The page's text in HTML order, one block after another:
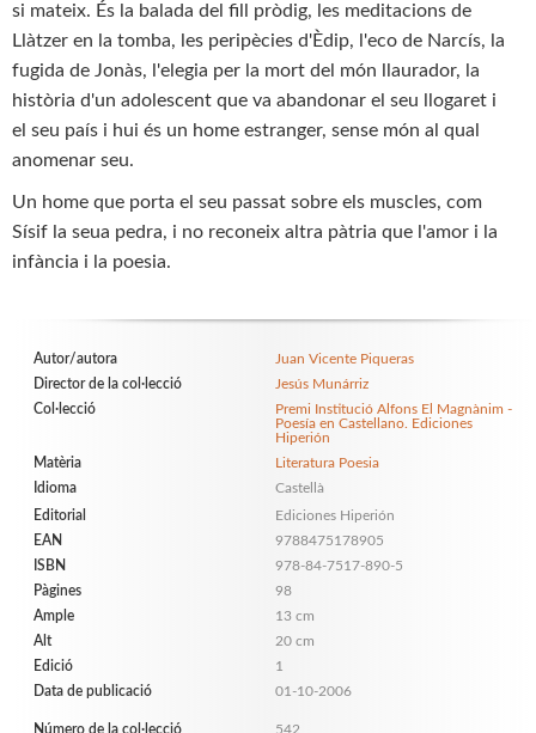
si mateix. És la balada del fill pròdig, les meditacions de
Llàtzer en la tomba, les peripècies d'Èdip, l'eco de Narcís, la
fugida de Jonàs, l'elegia per la mort del món llaurador, la
història d'un adolescent que va abandonar el seu llogaret i
el seu país i hui és un home estranger, sense món al qual
anomenar seu.
Un home que porta el seu passat sobre els muscles, com
Sísif la seua pedra, i no reconeix altra pàtria que l'amor i la
infància i la poesia.
Autor/autora
Juan Vicente Piqueras
Director de la col·lecció
Jesús Munárriz
Col·lecció
Premi Institució Alfons El Magnànim -
Poesía en Castellano. Ediciones
Hiperión
Matèria
Literatura Poesia
Idioma
Castellà
Editorial
Ediciones Hiperión
EAN
9788475178905
ISBN
978-84-7517-890-5
Pàgines
98
Ample
13 cm
Alt
20 cm
Edició
1
Data de publicació
01-10-2006
Número de la col·lecció 542